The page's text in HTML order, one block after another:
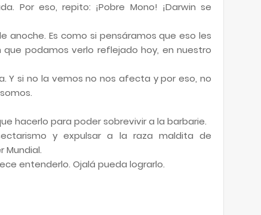
Por eso, repito: ¡Pobre Mono! ¡Darwin se
anoche. Es como si pensáramos que eso les
podamos verlo reflejado hoy, en nuestro
Y si no la vemos no nos afecta y por eso, no
hacerlo para poder sobrevivir a la barbarie.
y expulsar a la raza maldita de
Mundial.
entenderlo. Ojalá pueda lograrlo.